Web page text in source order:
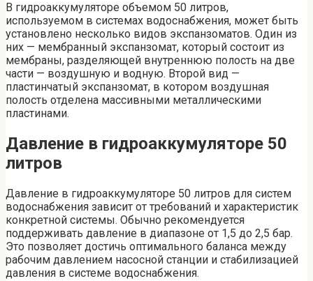
В гидроаккумуляторе объемом 50 литров,
используемом в системах водоснабжения, может быть
установлено несколько видов экспанзоматов. Один из
них — мембранный экспанзомат, который состоит из
мембраны, разделяющей внутреннюю полость на две
части — воздушную и водную. Второй вид —
пластинчатый экспанзомат, в котором воздушная
полость отделена массивными металлическими
пластинами.
Давление в гидроаккумуляторе 50
литров
Давление в гидроаккумуляторе 50 литров для систем
водоснабжения зависит от требований и характеристик
конкретной системы. Обычно рекомендуется
поддерживать давление в диапазоне от 1,5 до 2,5 бар.
Это позволяет достичь оптимального баланса между
рабочим давлением насосной станции и стабилизацией
давления в системе водоснабжения.